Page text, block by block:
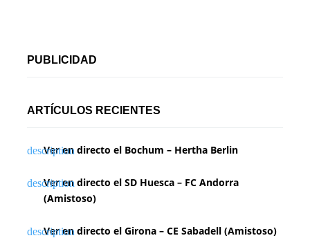
PUBLICIDAD
ARTÍCULOS RECIENTES
Ver en directo el Bochum – Hertha Berlin
Ver en directo el SD Huesca – FC Andorra
(Amistoso)
Ver en directo el Girona – CE Sabadell (Amistoso)